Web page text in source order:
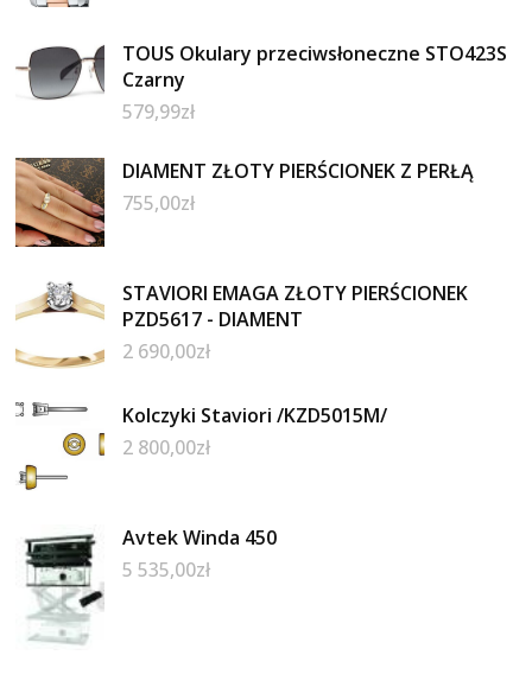
TOUS Okulary przeciwsłoneczne STO423S
Czarny
579,99zł
DIAMENT ZŁOTY PIERŚCIONEK Z PERŁĄ
755,00zł
STAVIORI EMAGA ZŁOTY PIERŚCIONEK
PZD5617 - DIAMENT
2 690,00zł
Kolczyki Staviori /KZD5015M/
2 800,00zł
Avtek Winda 450
5 535,00zł